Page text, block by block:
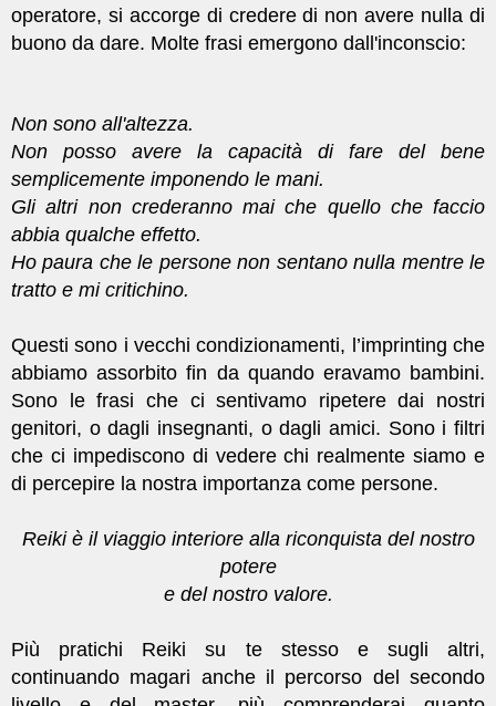
operatore, si accorge di credere di non avere nulla di
buono da dare. Molte frasi emergono dall'inconscio:
Non sono all'altezza.
Non posso avere la capacità di fare del bene
semplicemente imponendo le mani.
Gli altri non crederanno mai che quello che faccio
abbia qualche effetto.
Ho paura che le persone non sentano nulla mentre le
tratto e mi critichino.
Questi sono i vecchi condizionamenti, l’imprinting che
abbiamo assorbito fin da quando eravamo bambini.
Sono le frasi che ci sentivamo ripetere dai nostri
genitori, o dagli insegnanti, o dagli amici. Sono i filtri
che ci impediscono di vedere chi realmente siamo e
di percepire la nostra importanza come persone.
Reiki è il viaggio interiore alla riconquista del nostro
potere
e del nostro valore.
Più pratichi Reiki su te stesso e sugli altri,
continuando magari anche il percorso del secondo